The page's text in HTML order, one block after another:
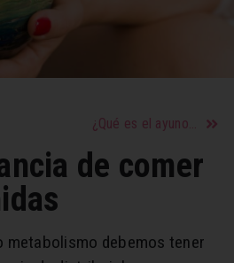
¿Qué es el ayuno intermitente? ¡Descubre sus extraordinarios beneficios!
de comer
metabolismo debemos tener